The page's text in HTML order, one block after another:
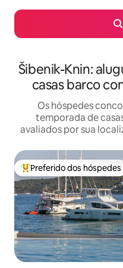
Šibenik-Knin:
casas barco
Os hóspedes
temporada de
avaliados por sua
Entre os melhores
Preferido dos hóspedes